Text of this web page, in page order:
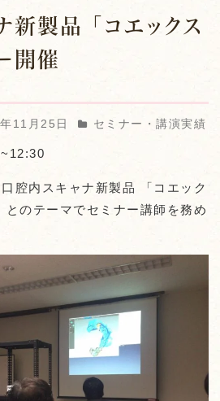
新製品 「コエックス
開催
11月25日 セミナー・講演実績
腔内スキャナ新製品 「コエック
のテーマでセミナー講師を務め
g